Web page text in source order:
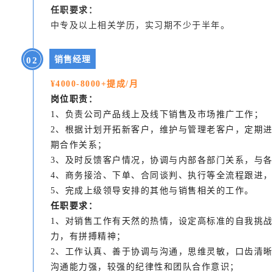
任职要求：
中专及以上相关学历，实习期不少于半年。
02 销售经理
¥4000-8000+提成/月
岗位职责：
1、负责公司产品线上及线下销售及市场推广工作；
2、根据计划开拓新客户，维护与管理老客户，定期
期合作关系；
3、及时反馈客户情况，协调与内部各部门关系，与
4、商务接洽、下单、合同谈判、执行等全流程跟进
5、完成上级领导安排的其他与销售相关的工作。
任职要求：
1、对销售工作有天然的热情，设定高标准的自我挑
力，有拼搏精神；
2、工作认真、善于协调与沟通，思维灵敏，口齿清
沟通能力强，较强的纪律性和团队合作意识；